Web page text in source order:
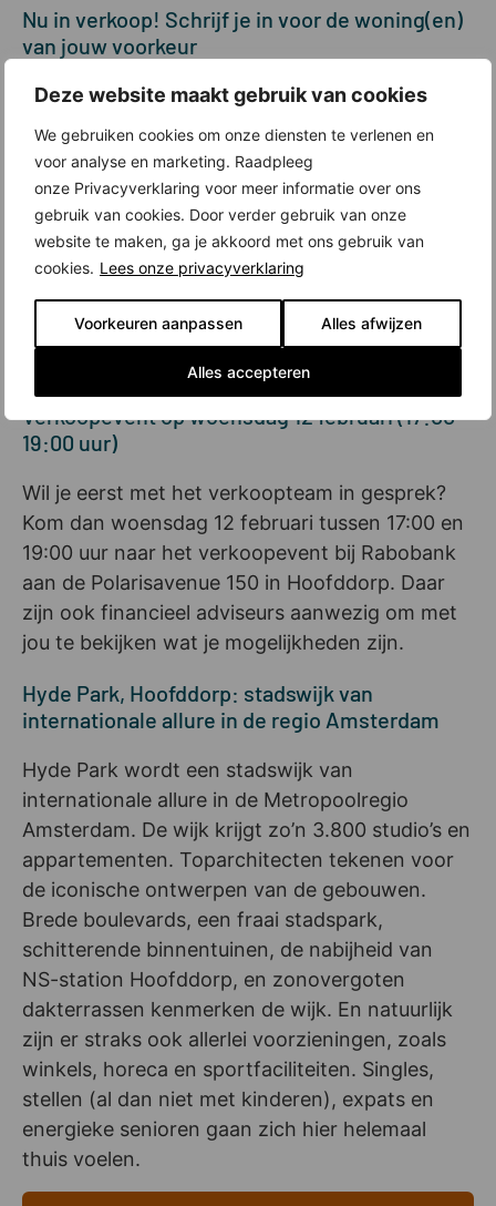
Deze website maakt gebruik van cookies
We gebruiken cookies om onze diensten te verlenen en
voor analyse en marketing. Raadpleeg
onze Privacyverklaring voor meer informatie over ons
gebruik van cookies. Door verder gebruik van onze
website te maken, ga je akkoord met ons gebruik van
cookies. Lees onze privacyverklaring
Voorkeuren aanpassen Alles afwijzen
Alles accepteren
Nu in verkoop! Schrijf je in voor de woning(en)
van jouw voorkeur
De studio’s en appartementen van Victoria Four
zijn nu in verkoop. Ga naar de projectsite
meer, maak een account aan en schrijf je in
voor de woningen van jouw voorkeur. Voeg bij
je inschrijving een financiële check toe. Dat is
een verklaring waarin staat dat je de woning
kunt betalen. Je kunt bij tal van banken en
hypotheekadviseurs gratis zo’n financiële check
aanvragen. De online inschrijving sluit maandag
17 februari om 17:00 uur.
Verkoopevent op woensdag 12 februari (17:00-
19:00 uur)
Wil je eerst met het verkoopteam in gesprek?
Kom dan woensdag 12 februari tussen 17:00 en
19:00 uur naar het verkoopevent bij Rabobank
aan de Polarisavenue 150 in Hoofddorp. Daar
zijn ook financieel adviseurs aanwezig om met
jou te bekijken wat je mogelijkheden zijn.
Hyde Park, Hoofddorp: stadswijk van
internationale allure in de regio Amsterdam
Hyde Park wordt een stadswijk van
internationale allure in de Metropoolregio
Amsterdam. De wijk krijgt zo’n 3.800 studio’s en
appartementen. Toparchitecten tekenen voor
de iconische ontwerpen van de gebouwen.
Brede boulevards, een fraai stadspark,
schitterende binnentuinen, de nabijheid van
NS-station Hoofddorp, en zonovergoten
dakterrassen kenmerken de wijk. En natuurlijk
zijn er straks ook allerlei voorzieningen, zoals
winkels, horeca en sportfaciliteiten. Singles,
stellen (al dan niet met kinderen), expats en
energieke senioren gaan zich hier helemaal
thuis voelen.